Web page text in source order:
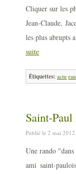
Cliquer sur les
Jean-Claude,
les plus abrupts
suite
Étiquettes: actu
Saint-
Publié le 2 mai 2012
Une rando
ami saint-